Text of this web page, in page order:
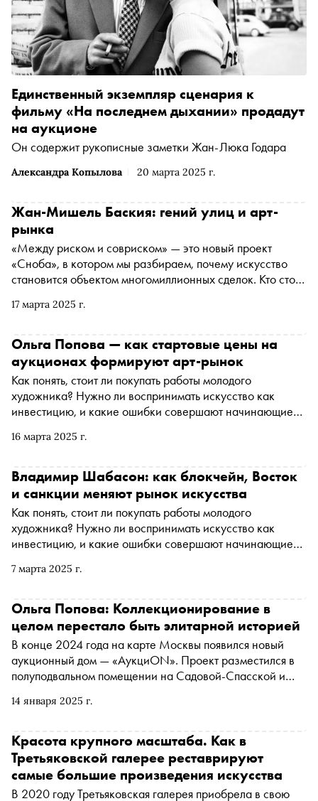
Александра Копылова 20 марта 2025 г.
Единственный экземпляр сценария к
фильму «На последнем дыхании» продадут
на аукционе
Он содержит рукописные заметки Жан-Люка Годара
17 марта 2025 г.
Жан-Мишель Баския: гений улиц и арт-
рынка
«Между риском и совриском» — это новый проект
«Сноба», в котором мы разбираем, почему искусство
становится объектом многомиллионных сделок. Кто стоит
происходит за кулисами крупнейших аукционов мира?
актриса Диана Милютина рассказывают о картинах
художника-самоучки Жана-Мишеля Баскии. Его «Без
названия» (1982) стала одним из самых громких
событий в истории арт-рынка
16 марта 2025 г.
Ольга Попова — как стартовые цены на
аукционах формируют арт-рынок
Как понять, стоит ли покупать работы молодого
художника? Нужно ли воспринимать искусство как
инвестицию, и какие ошибки совершают начинающие
остается закрытым, но при этом продолжает
рубежом, и как санкции изменили рынок? Автор
«Сноба» Александр Юдин попросил экспертов арт-
рынка высказаться о наболевшем. В этой колонке —
Ольга Попова, основательница проекта «АукциON».
Она рассказывает, как формируются цены на
аукционах, почему стартовая стоимость может быть ниже
рыночной и кто сегодня определяет тренды в искусстве
7 марта 2025 г.
Владимир Шабасон: как блокчейн, Восток
и санкции меняют рынок искусства
Как понять, стоит ли покупать работы молодого
художника? Нужно ли воспринимать искусство как
инвестицию, и какие ошибки совершают начинающие
остается закрытым, но при этом продолжает
рубежом, и как санкции изменили рынок? Автор
«Сноба» Александр Юдин попросил экспертов арт-
рынка высказаться о наболевшем. В новом материале
цикла основатель инвестиционной платформы на
основе ИИ для физического искусства MyInvestArt
Владимир Шабасон объясняет, какие технологии могут
повлиять на рынок в будущем и почему современное
14 января 2025 г.
Ольга Попова: Коллекционирование в
целом перестало быть элитарной историей
В конце 2024 года на карте Москвы появился новый
аукционный дом — «АукциON». Проект разместился в
полуподвальном помещении на Садовой-Спасской и
пространством. Его основала партнер галереи
Ольга Попова. По итогам первых торгов своих
владельцев нашли 72% лотов, а пока аукцион на
«каникулах», в пространстве идет выставка «Точка
сборки». Ольга рассказала «Снобу», какой может быть
Красота крупного масштаба. Как в
Третьяковской галерее реставрируют
самые большие произведения искусства
В 2020 году Третьяковская галерея приобрела в свою